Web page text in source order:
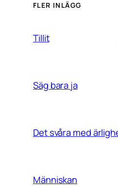
FLER INLÄGG
Tillit
Säg bara ja
Det svåra med
Människan